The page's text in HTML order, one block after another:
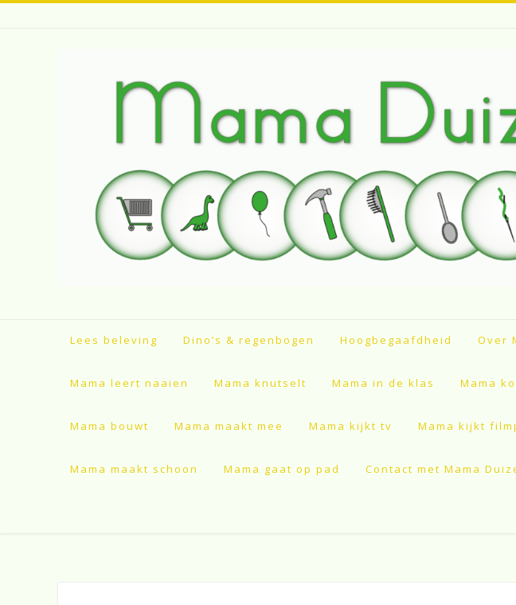
Spring
Lees beleving Dino’s & regenbogen Hoogbegaafdheid Over
Mama leert naaien Mama knutselt Mama in de klas Mama
Mama bouwt Mama maakt mee Mama kijkt tv Mama kijkt
Mama maakt schoon Mama gaat op pad Contact met Mama